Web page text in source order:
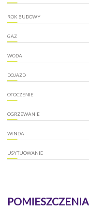
ROK BUDOWY
GAZ
WODA
DOJAZD
OTOCZENIE
OGRZEWANIE
WINDA
USYTUOWANIE
POMIESZCZENIA